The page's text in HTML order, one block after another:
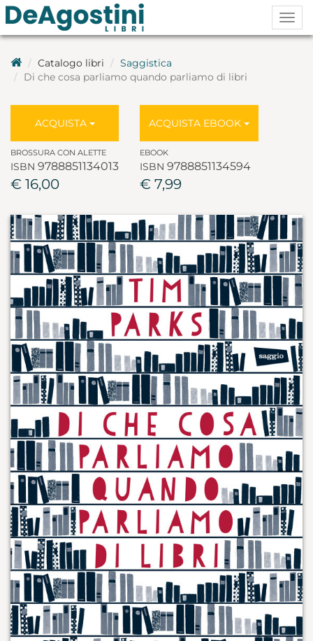
Catalogo libri
Saggistica
Di che cosa parliamo quando parliamo di libri
ACQUISTA
BROSSURA CON ALETTE
ISBN 9788851134013
€ 16,00
ACQUISTA EBOOK
EBOOK
ISBN 9788851134594
€ 7,99